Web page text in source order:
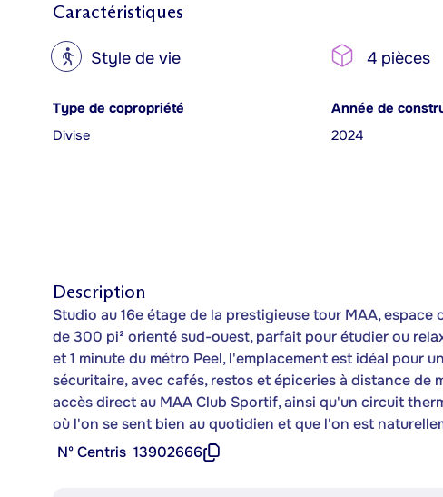
Caractéristiques
? Style de vie 4 pièces
Type de copropriété
Divise
Année de
2024
Description
Studio au 16e étage de la prestigieuse tour MAA,
de 300 pi² orienté sud-ouest, parfait pour étudier ou
et 1 minute du métro Peel, l'emplacement est idéal pour
sécuritaire, avec cafés, restos et épiceries à distance de
accès direct au MAA Club Sportif, ainsi qu'un circuit
où l'on se sent bien au quotidien et que l'on est
Nº Centris 13902666